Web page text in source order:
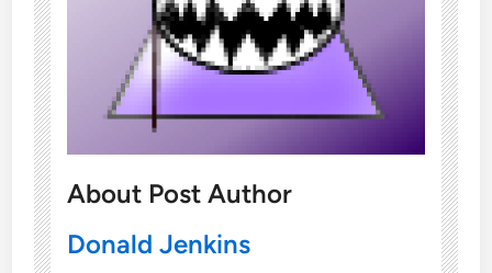
About Post Author
Donald Jenkins